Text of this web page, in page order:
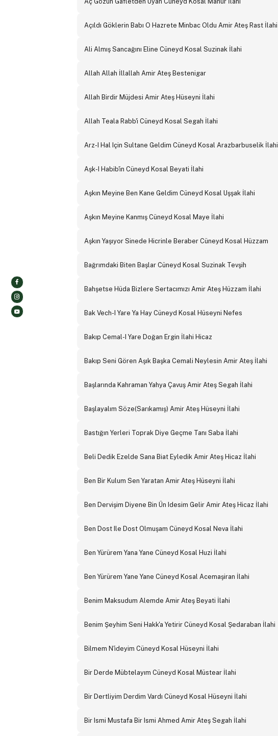
Açıldı Göklerin Babı O Hazrete Minbac Oldu Amir Ateş Rast İlahi
Ali Almış Sancağını Eline Cüneyd Kosal Suzinak İlahi
Allah Allah İllallah Amir Ateş Bestenigar
Allah Birdir Müjdesi Amir Ateş Hüseyni İlahi
Allah Teala Rabb'i Cüneyd Kosal Segah İlahi
Arz-I Hal Için Sultane Geldim Cüneyd Kosal Arazbarbuselik İlahi
Aşk-I Habib'in Cüneyd Kosal Beyati İlahi
Aşkın Meyine Ben Kane Geldim Cüneyd Kosal Uşşak İlahi
Aşkın Meyine Kanmış Cüneyd Kosal Maye İlahi
Aşkın Yaşıyor Sinede Hicrinle Beraber Cüneyd Kosal Hüzzam
Bağrımdaki Biten Başlar Cüneyd Kosal Suzinak Tevşih
Bahşetse Hüda Bizlere Sertacımızı Amir Ateş Hüzzam İlahi
Bak Vech-I Yare Ya Hay Cüneyd Kosal Hüseyni Nefes
Bakıp Cemal-I Yare Doğan Ergin İlahi Hicaz
Bakıp Seni Gören Aşık Başka Cemali Neylesin Amir Ateş İlahi
Başlarında Kahraman Yahya Çavuş Amir Ateş Segah İlahi
Başlayalım Söze(Sarıkamış) Amir Ateş Hüseyni İlahi
Bastığın Yerleri Toprak Diye Geçme Tanı Saba İlahi
Beli Dedik Ezelde Sana Biat Eyledik Amir Ateş Hicaz İlahi
Ben Bir Kulum Sen Yaratan Amir Ateş Hüseyni İlahi
Ben Dervişim Diyene Bin Ün Idesim Gelir Amir Ateş Hicaz İlahi
Ben Dost Ile Dost Olmuşam Cüneyd Kosal Neva İlahi
Ben Yürürem Yana Yane Cüneyd Kosal Huzi İlahi
Ben Yürürem Yane Yane Cüneyd Kosal Acemaşiran İlahi
Benim Maksudum Alemde Amir Ateş Beyati İlahi
Benim Şeyhim Seni Hakk'a Yetirir Cüneyd Kosal Şedaraban İlahi
Bilmem N'ideyim Cüneyd Kosal Hüseyni İlahi
Bir Derde Mübtelayım Cüneyd Kosal Müstear İlahi
Bir Dertliyim Derdim Vardı Cüneyd Kosal Hüseyni İlahi
Bir Ismi Mustafa Bir Ismi Ahmed Amir Ateş Segah İlahi